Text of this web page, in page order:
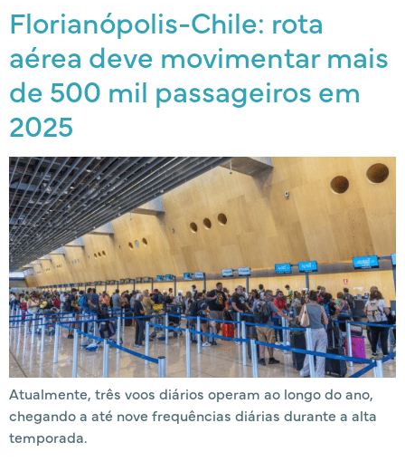
Florianópolis-Chile: rota
aérea deve movimentar mais
de 500 mil passageiros em
2025
Atualmente, três voos diários operam ao longo do ano,
chegando a até nove frequências diárias durante a alta
temporada.